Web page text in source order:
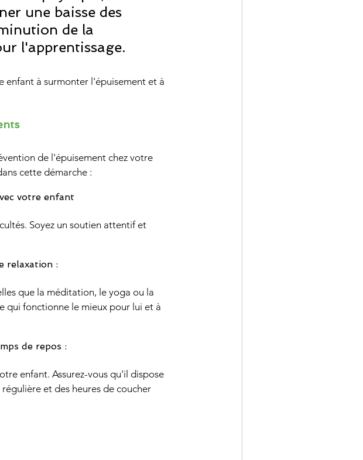
une baisse des
de la
l'apprentissage.
de l'épuisement chez votre
cette démarche :
votre enfant
relaxation :
que la méditation, le yoga ou la
qui fonctionne le mieux pour lui et à
de repos :
et des heures de coucher